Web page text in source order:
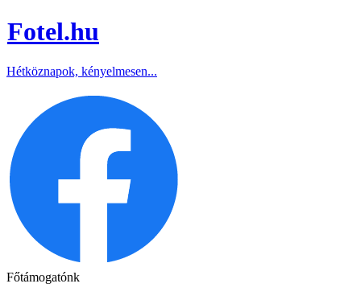
Fotel.hu
Hétköznapok, kényelmesen...
Főtámogatónk